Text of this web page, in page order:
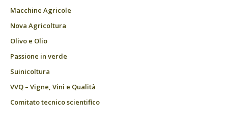
Macchine Agricole
Nova Agricoltura
Olivo e Olio
Passione in verde
Suinicoltura
VVQ – Vigne, Vini e Qualità
Comitato tecnico scientifico